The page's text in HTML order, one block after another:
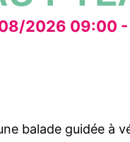
2026 09:00 -
balade guidée à